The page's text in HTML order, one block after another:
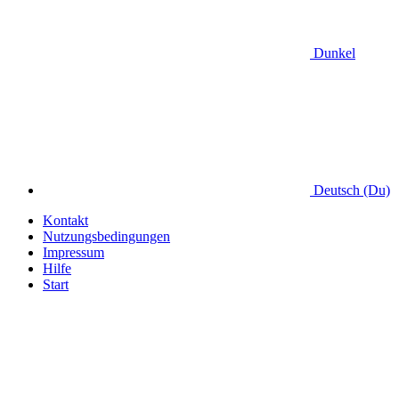
Dunkel
Deutsch (Du)
Kontakt
Nutzungsbedingungen
Impressum
Hilfe
Start